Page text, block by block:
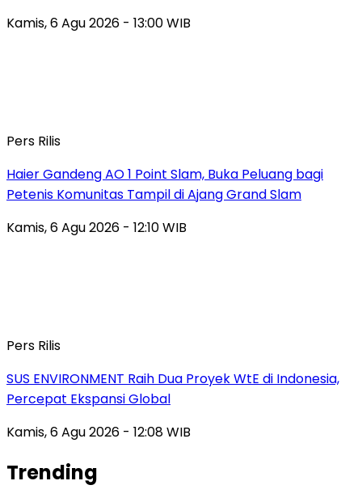
Kamis, 6 Agu 2026 - 13:00 WIB
Pers Rilis
Haier Gandeng AO 1 Point Slam, Buka Peluang bagi
Petenis Komunitas Tampil di Ajang Grand Slam
Kamis, 6 Agu 2026 - 12:10 WIB
Pers Rilis
SUS ENVIRONMENT Raih Dua Proyek WtE di Indonesia,
Percepat Ekspansi Global
Kamis, 6 Agu 2026 - 12:08 WIB
Trending